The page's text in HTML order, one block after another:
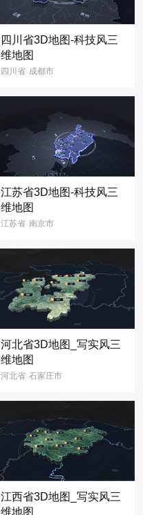
四川省3D地图-科技风三
维地图
四川省 成都市
立体地图
3维地图
省份地图
江苏省3D地图-科技风三
维地图
江苏省 南京市
3维地图
三维地图
省份地图
河北省3D地图_写实风三
维地图
河北省 石家庄市
省份地图
江西省3D地图_写实风三
维地图